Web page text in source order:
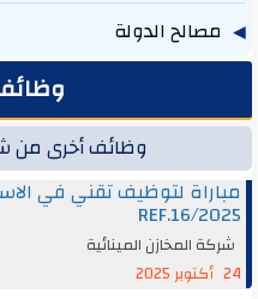
مصالح الدولة
وظائف أخرى من
REF.16/2025
شركة المخازن المينائية
24 أكتوبر 2025